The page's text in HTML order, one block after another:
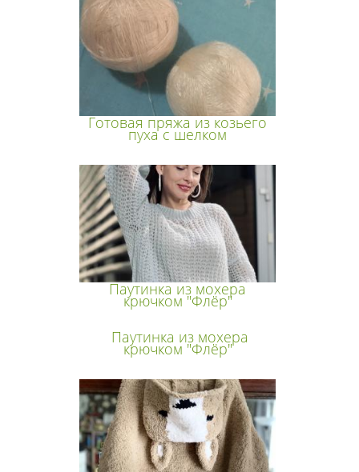
Готовая пряжа из козьего
пуха с шелком
Паутинка из мохера
крючком "Флёр"
Паутинка из мохера
крючком "Флёр"